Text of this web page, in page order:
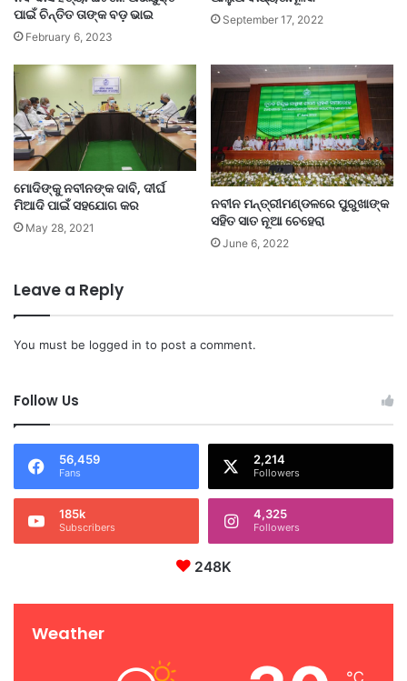
ପାଇଁ ଚିନ୍ତିତ ତାଙ୍କ ବଡ଼ ଭାଇ
February 6, 2023
September 17, 2022
ମୋଦିଙ୍କୁ ନବୀନଙ୍କ ଦାବି, ଦୀର୍ଘ
ମିଆଦି ପାଇଁ ସହଯୋଗ କର
May 28, 2021
ନବୀନ ମନ୍ତ୍ରୀମଣ୍ଡଳରେ ପୁରୁଖାଙ୍କ
ସହିତ ସାତ ନୂଆ ଚେହେରା
June 6, 2022
Leave a Reply
You must be logged in to post a comment.
Follow Us
56,459
Fans
2,214
Followers
185k
Subscribers
4,325
Followers
248K
Weather
℃